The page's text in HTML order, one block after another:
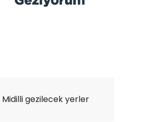
Midilli gezilecek yerler